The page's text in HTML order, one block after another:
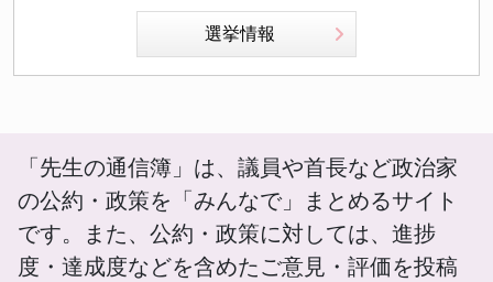
選挙情報
「先生の通信簿」は、議員や首長など政治家
の公約・政策を「みんなで」まとめるサイト
です。また、公約・政策に対しては、進捗
度・達成度などを含めたご意見・評価を投稿